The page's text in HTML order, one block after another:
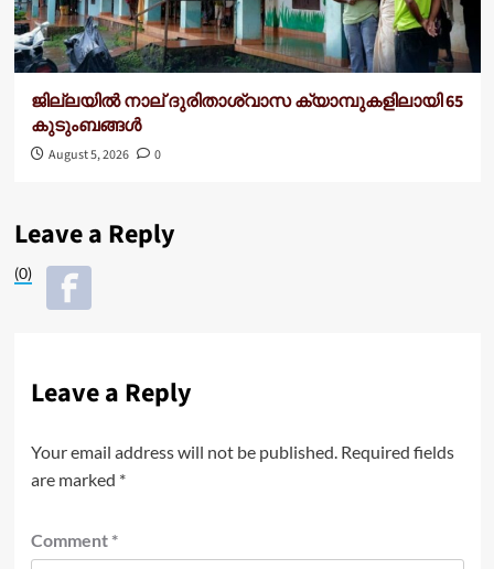
ജില്ലയില്‍ നാല് ദുരിതാശ്വാസ ക്യാമ്പുകളിലായി 65
കുടുംബങ്ങള്‍
August 5, 2026 0
Leave a Reply
(0)
Leave a Reply
Your email address will not be published. Required fields
are marked *
Comment *